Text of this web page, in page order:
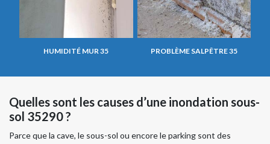
HUMIDITÉ MUR 35 PROBLÈME SALPÊTRE 35
Quelles sont les causes d’une inondation sous-
sol 35290 ?
Parce que la cave, le sous-sol ou encore le parking sont des